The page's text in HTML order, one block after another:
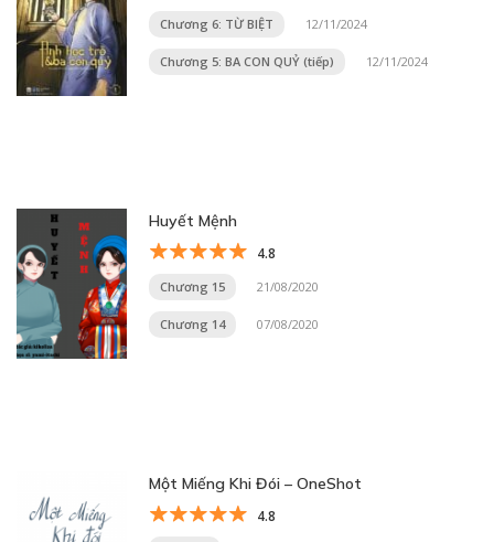
Chương 6: TỪ BIỆT 12/11/2024
Chương 5: BA CON QUỶ (tiếp) 12/11/2024
Huyết Mệnh
4.8
Chương 15 21/08/2020
Chương 14 07/08/2020
Một Miếng Khi Đói – OneShot
4.8